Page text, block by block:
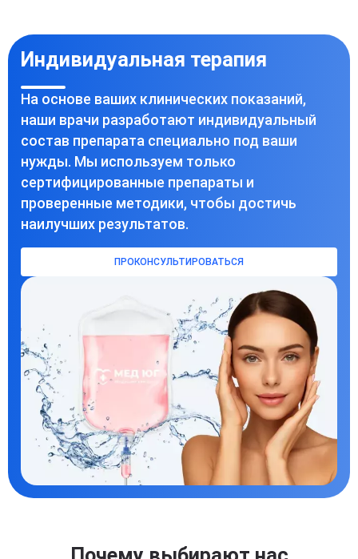
Индивидуальная терапия
На основе ваших клинических показаний,
наши врачи разработают индивидуальный
состав препарата специально под ваши
нужды. Мы используем только
сертифицированные препараты и
проверенные методики, чтобы достичь
наилучших результатов.
ПРОКОНСУЛЬТИРОВАТЬСЯ